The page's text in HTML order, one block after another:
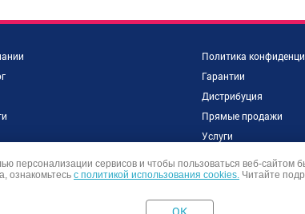
Политика
Гарантии
Дистрибуция
Прямые продажи
Услуги
персонализации сервисов и чтобы пользоваться веб-сайтом
ознакомьтесь с политикой использования cookies. Читайте